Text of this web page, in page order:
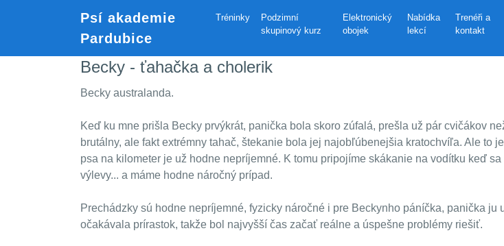
Psí akademie
Pardubice
Tréninky
Podzimní
skupinový kurz
Elektronický
obojek
Nabídka
lekcí
Trenéři a
kontakt
Becky - ťahačka a cholerik
Becky australanda.
Keď ku mne prišla Becky prvýkrát, panička bola skoro zúfalá, prešla už pár cvičákov
brutálny, ale fakt extrémny tahač, štekanie bola jej najobľúbenejšia kratochvíľa. Ale
psa na kilometer je už hodne nepríjemné. K tomu pripojíme skákanie na vodítku keď
výlevy... a máme hodne náročný prípad.
Prechádzky sú hodne nepríjemné, fyzicky náročné i pre Beckynho páníčka, panička
očakávala prírastok, takže bol najvyšší čas začať reálne a úspešne problémy riešiť.